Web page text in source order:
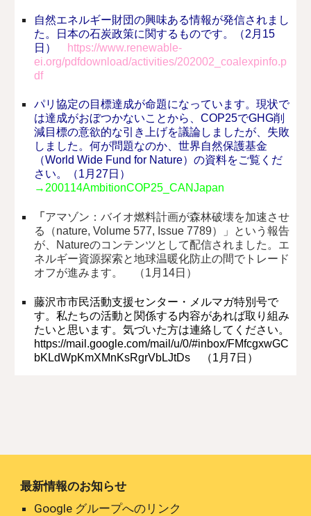
自然エネルギー財団の興味ある情報が発信されまし
た。日本の石炭政策に関するものです。（2月15
日） https://www.renewable-
ei.org/pdfdownload/activities/202002_coalexpinfo.p
df
パリ協定の目標達成が命題になっています。現状で
は達成がおぼつかないことから、COP25でGHG削
減目標の意欲的な引き上げを議論しましたが、失敗
しました。何が問題なのか、世界自然保護基金
（World Wide Fund for Nature）の資料をご覧くだ
さい。（1月27日）
→200114AmbitionCOP25_CANJapan
「 アマゾン：バイオ燃料計画が森林破壊を加速させ
る（nature, Volume 577, Issue 7789）」という報告
が、Natureのコンテンツとして配信されました。エ
ネルギー資源探索と地球温暖化防止の間でトレード
オフが進みます。 （1月14日）
藤沢市市民活動支援センター・メルマガ特別号で
す。私たちの活動と関係する内容があれば取り組み
たいと思います。気づいた方は連絡してください。
https://mail.google.com/mail/u/0/#inbox/FMfcgxwGC
bKLdWpKmXMnKsRgrVbLJtDs （1月7日）
最新情報のお知らせ
Google グループへのリンク